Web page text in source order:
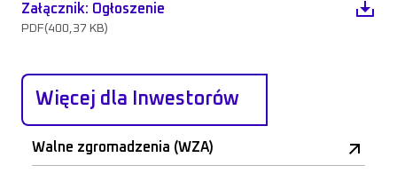
Załącznik: Ogłoszenie
PDF(400,37 KB)
Więcej dla Inwestorów
Walne zgromadzenia (WZA)